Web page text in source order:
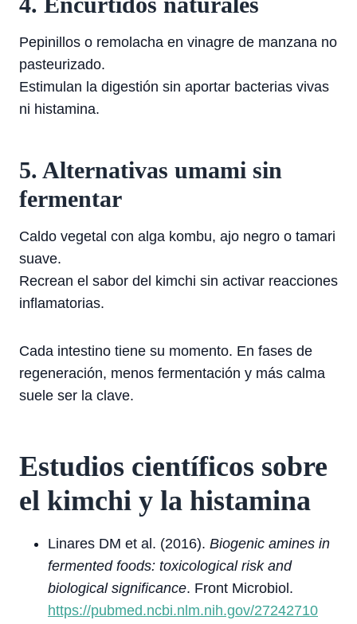
Pepinillos o remolacha en vinagre de manzana no
pasteurizado.
Estimulan la digestión sin aportar bacterias vivas
ni histamina.
5. Alternativas umami sin
fermentar
Caldo vegetal con alga kombu, ajo negro o tamari
suave.
Recrean el sabor del kimchi sin activar reacciones
inflamatorias.
Cada intestino tiene su momento. En fases de
regeneración, menos fermentación y más calma
suele ser la clave.
Estudios científicos sobre
el kimchi y la histamina
Linares DM et al. (2016). Biogenic amines in
fermented foods: toxicological risk and
biological significance. Front Microbiol.
https://pubmed.ncbi.nlm.nih.gov/27242710